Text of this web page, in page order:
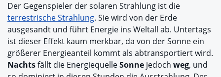
Der Gegenspieler der solaren Strahlung ist die
terrestrische Strahlung. Sie wird von der Erde
ausgesandt und führt Energie ins Weltall ab. Untertags
ist dieser Effekt kaum merkbar, da von der Sonne ein
größerer Energieanteil kommt als abtransportiert wird.
Nachtsfällt die EnergiequelleSonne jedoch weg, und